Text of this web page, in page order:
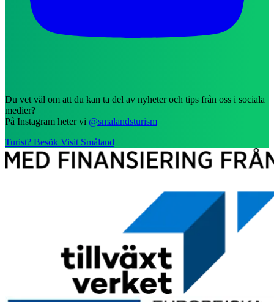
Du vet väl om att du kan ta del av nyheter och tips från oss i sociala
medier?
På Instagram heter vi @smalandsturism
Turist? Besök Visit Småland